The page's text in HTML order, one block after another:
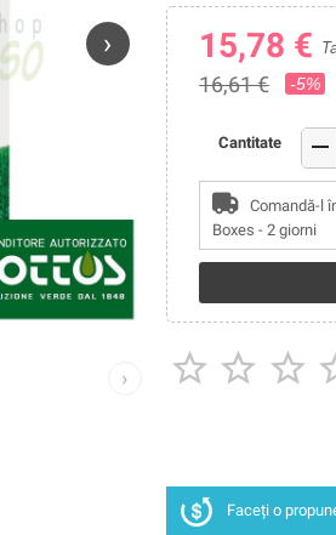
›
›
15,78 €
16,61 € -5%
Cantitate remove
Comandă-l
Boxes - 2 giorni
  
Faceți o